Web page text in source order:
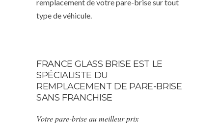
remplacement de votre pare-brise sur tout
type de véhicule.
FRANCE GLASS BRISE EST LE
SPÉCIALISTE DU
REMPLACEMENT DE PARE-BRISE
SANS FRANCHISE
Votre pare-brise au meilleur prix